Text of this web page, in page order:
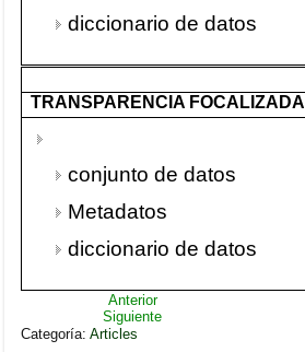
diccionario de datos
TRANSPARENCIA FOCALIZADA
conjunto de datos
Metadatos
diccionario de datos
Anterior
Siguiente
Categoría:Articles